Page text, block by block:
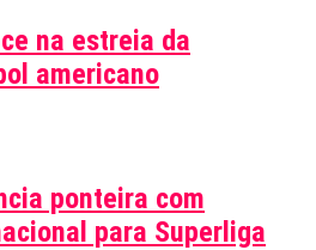
na estreia da
americano
ponteira com
para Superliga